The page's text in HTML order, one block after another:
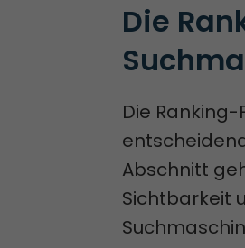
Die
Die
Abschnitt
Sichtbarkeit